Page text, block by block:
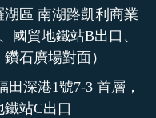
區 南湖路凱利商業
國貿地鐵站B出口、
石廣場對面）
深港1號7-3 首層，
站C出口